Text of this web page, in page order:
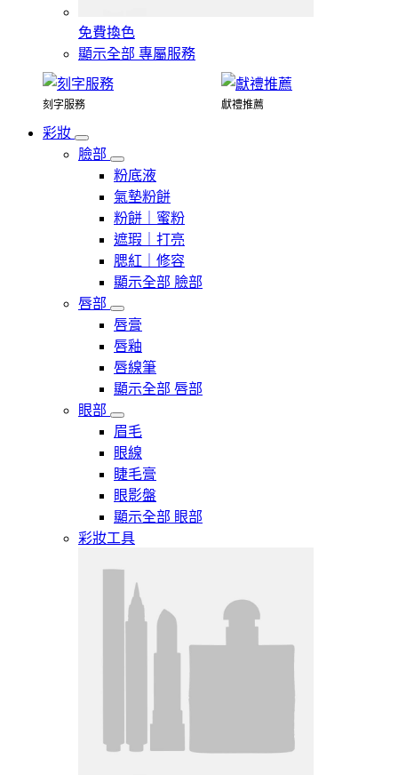
免費換色
顯示全部 專屬服務
刻字服務 獻禮推薦
彩妝
臉部
粉底液
氣墊粉餅
粉餅｜蜜粉
遮瑕｜打亮
腮紅｜修容
顯示全部 臉部
唇部
唇膏
唇釉
唇線筆
顯示全部 唇部
眼部
眉毛
眼線
睫毛膏
眼影盤
顯示全部 眼部
彩妝工具